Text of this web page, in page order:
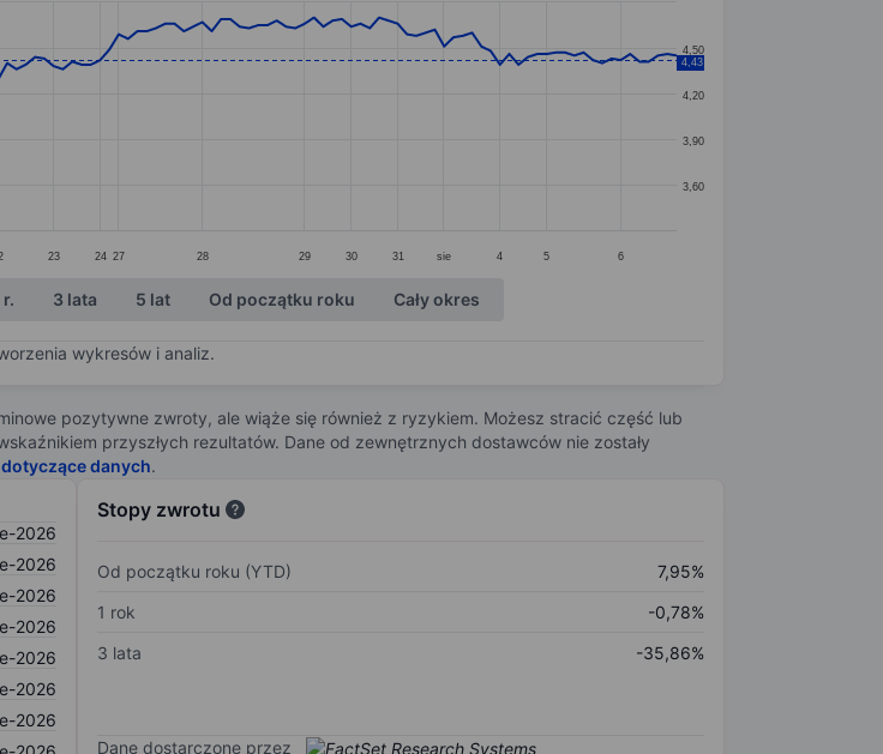
to 4.7.
23 24 27 28 29 30 31 sie 4 5 6
3,60
3,90
4,20
4,50
4,43
r. 3 lata 5 lat Od początku roku Cały okres
wykresów i analiz.
pozytywne zwroty, ale wiąże się również z ryzykiem. Możesz stracić część lub
przyszłych rezultatów. Dane od zewnętrznych dostawców nie zostały
danych.
2026
2026
2026
2026
2026
2026
2026
Stopy zwrotu
Od początku roku (YTD)
7,95%
1 rok
-0,78%
3 lata
-35,86%
Dane dostarczone przez